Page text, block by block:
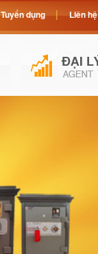
Tuyển dụng Liên hệ